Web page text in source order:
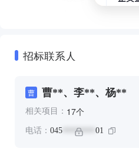
招标联系人
曹 曹**、李**、杨**
相关项目： 17个
电话： 045 ******** 01